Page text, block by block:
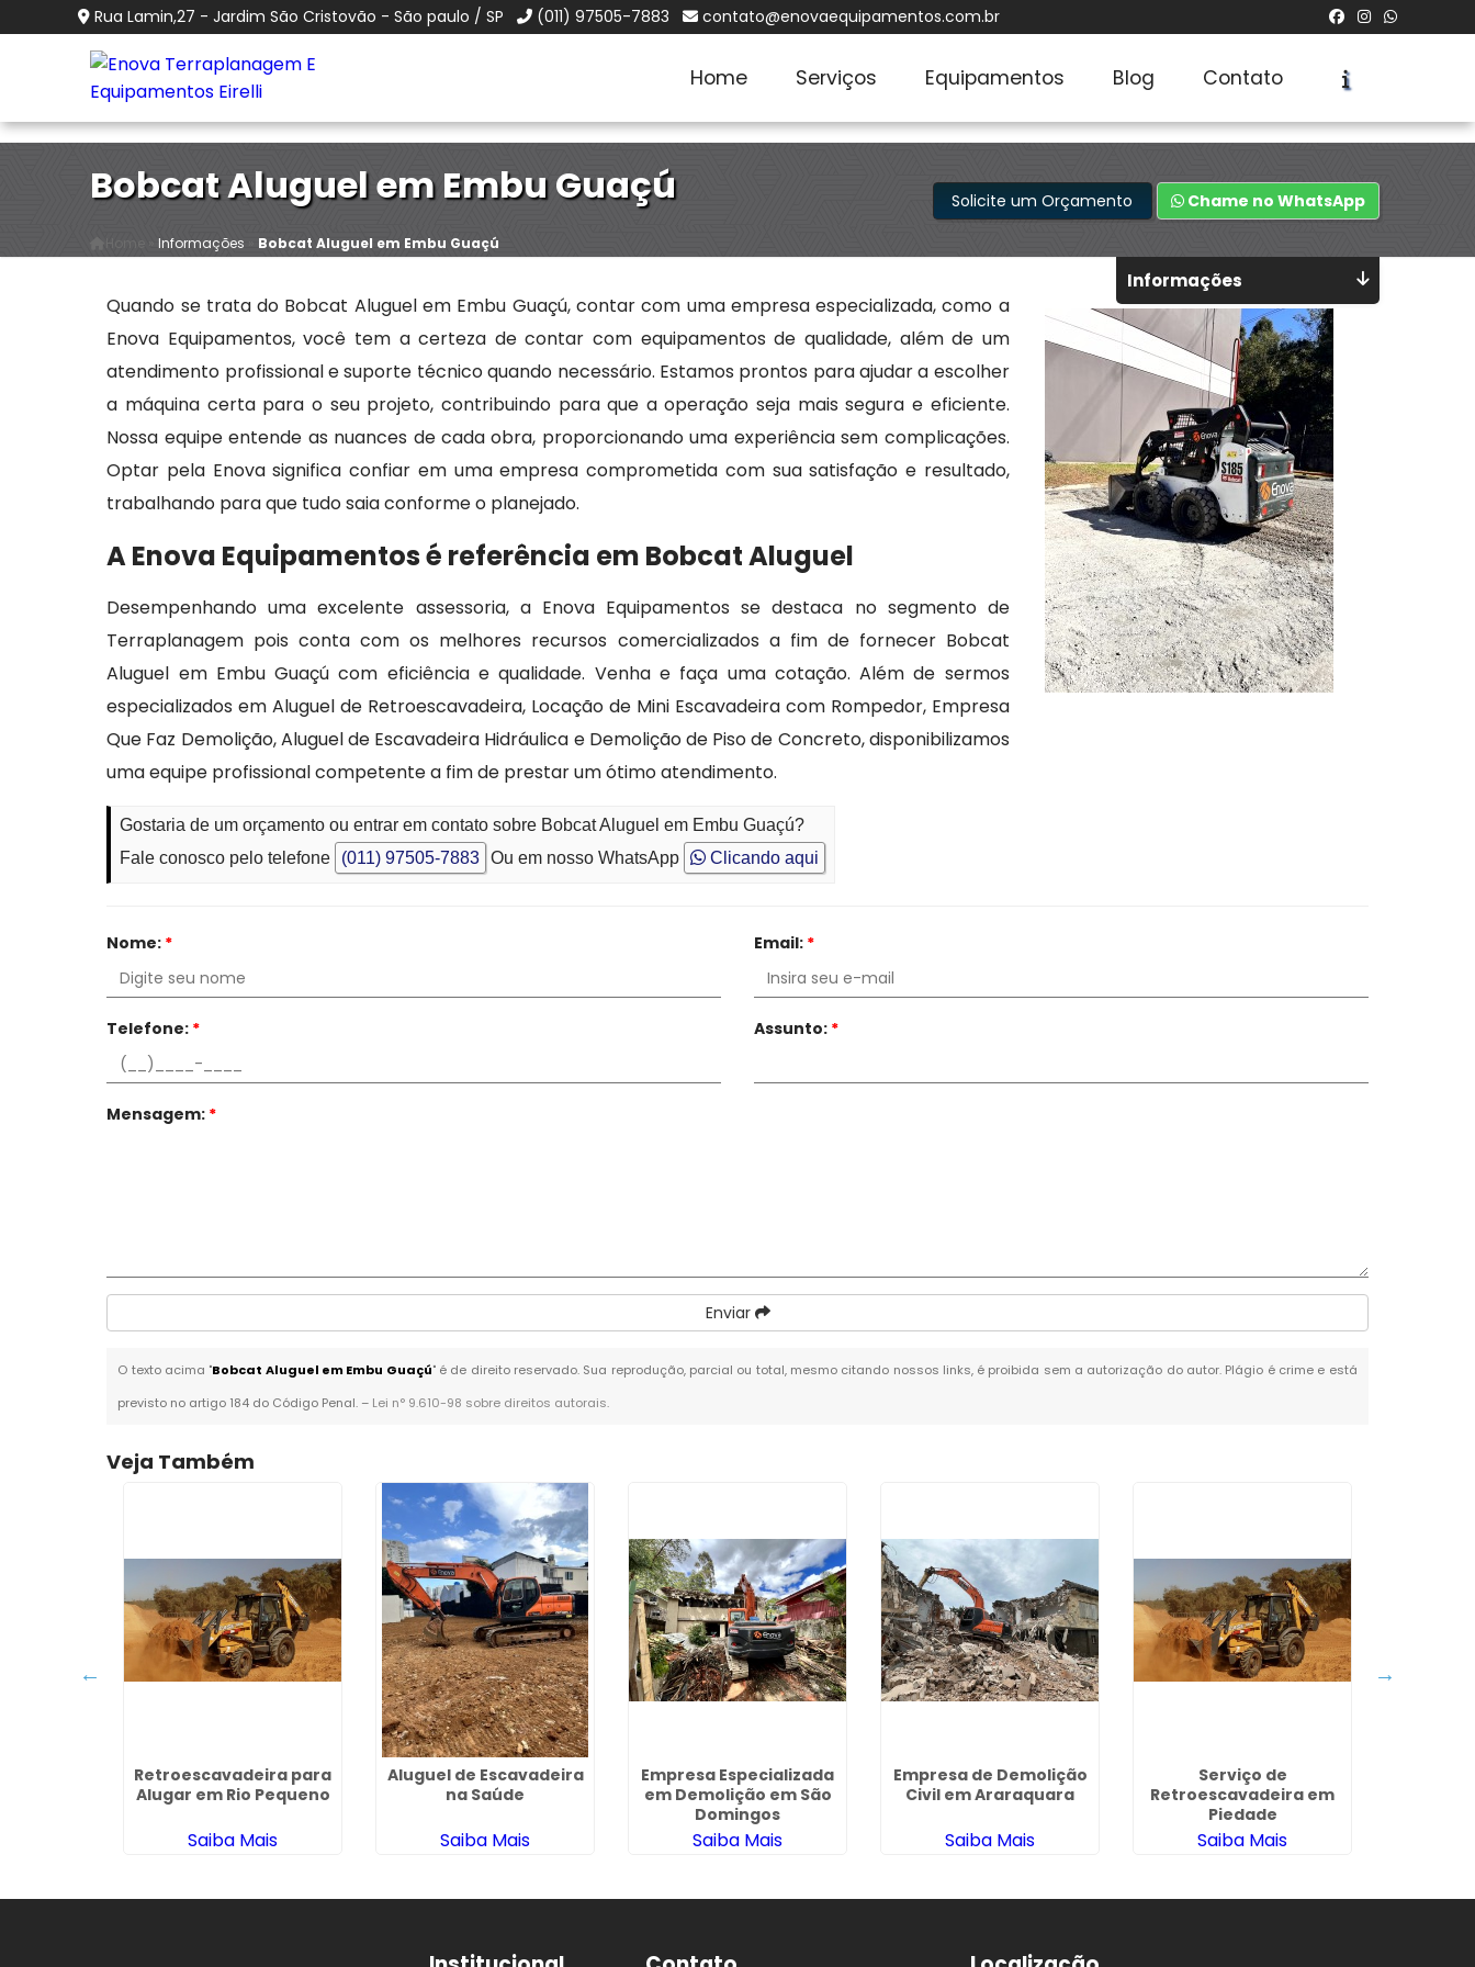
Rua Lamin,27 - Jardim São Cristovão - São paulo / SP (011) 97505-7883 contato@enovaequipamentos.com.br
Home Serviços Equipamentos Blog Contato
Bobcat Aluguel em Embu Guaçú
Home »Informações Bobcat Aluguel em Embu Guaçú
Solicite um Orçamento Chame no WhatsApp
Quando se trata do Bobcat Aluguel em Embu Guaçú, contar com uma empresa especializada, como a
Enova Equipamentos, você tem a certeza de contar com equipamentos de qualidade, além de um
atendimento profissional e suporte técnico quando necessário. Estamos prontos para ajudar a escolher
a máquina certa para o seu projeto, contribuindo para que a operação seja mais segura e eficiente.
Nossa equipe entende as nuances de cada obra, proporcionando uma experiência sem complicações.
Optar pela Enova significa confiar em uma empresa comprometida com sua satisfação e resultado,
trabalhando para que tudo saia conforme o planejado.
A Enova Equipamentos é referência em Bobcat Aluguel
Desempenhando uma excelente assessoria, a Enova Equipamentos se destaca no segmento de
Terraplanagem pois conta com os melhores recursos comercializados a fim de fornecer Bobcat
Aluguel em Embu Guaçú com eficiência e qualidade. Venha e faça uma cotação. Além de sermos
especializados em Aluguel de Retroescavadeira, Locação de Mini Escavadeira com Rompedor, Empresa
Que Faz Demolição, Aluguel de Escavadeira Hidráulica e Demolição de Piso de Concreto, disponibilizamos
uma equipe profissional competente a fim de prestar um ótimo atendimento.
Gostaria de um orçamento ou entrar em contato sobre Bobcat Aluguel em Embu Guaçú?
Fale conosco pelo telefone
(011) 97505-7883 Ou em nosso WhatsApp Clicando aqui
Nome: * Email: *
Telefone: * Assunto: *
Mensagem: *
Enviar
O texto acima "Bobcat Aluguel em Embu Guaçú" é de direito reservado. Sua reprodução, parcial ou total, mesmo citando nossos links, é proibida sem a autorização do autor. Plágio é crime e está
previsto no artigo 184 do Código Penal. – Lei n° 9.610-98 sobre direitos autorais.
Informações
Veja Também
Retroescavadeira para
Alugar em Rio Pequeno
Saiba Mais
Aluguel de Escavadeira
na Saúde
Saiba Mais
Empresa Especializada
em Demolição em São
Domingos
Saiba Mais
Empresa de Demolição
Civil em Araraquara
Saiba Mais
Serviço de
Retroescavadeira em
Piedade
Saiba Mais